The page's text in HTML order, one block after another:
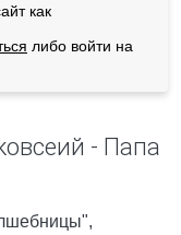
как
либо войти на
- Папа